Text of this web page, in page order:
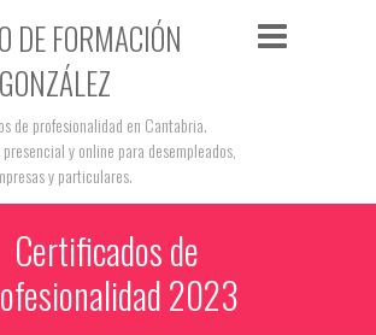
DE FORMACIÓN
de profesionalidad en Cantabria.
y online para desempleados,
y particulares.
Certificados de
2023